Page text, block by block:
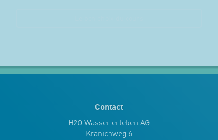
Contact
H2O Wasser erleben AG
Kranichweg 6